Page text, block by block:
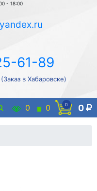
- 18:00
61-89
(Заказ в Хабаровске)
0 0 0 0